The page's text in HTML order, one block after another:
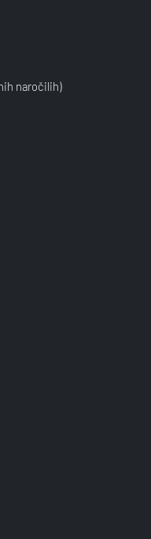
naročilih)